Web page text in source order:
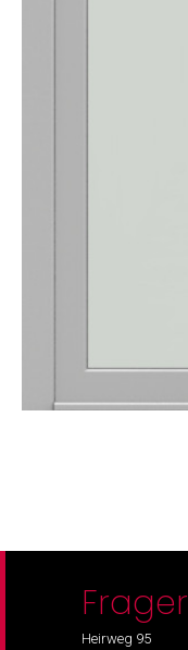
Frager
Heirweg 95